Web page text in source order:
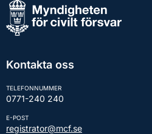
Kontakta oss
TELEFONNUMMER
0771-240 240
E-POST
registrator@mcf.se